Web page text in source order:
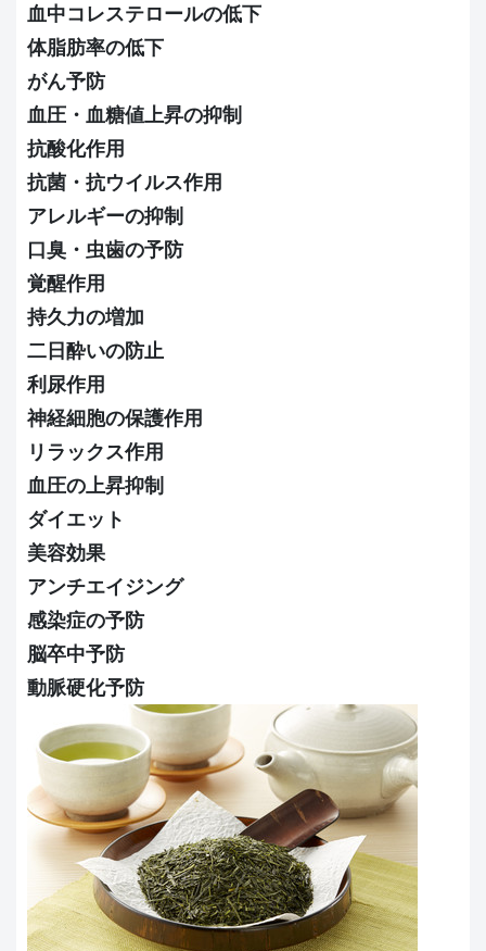
血中コレステロールの低下
体脂肪率の低下
がん予防
血圧・血糖値上昇の抑制
抗酸化作用
抗菌・抗ウイルス作用
アレルギーの抑制
口臭・虫歯の予防
覚醒作用
持久力の増加
二日酔いの防止
利尿作用
神経細胞の保護作用
リラックス作用
血圧の上昇抑制
ダイエット
美容効果
アンチエイジング
感染症の予防
脳卒中予防
動脈硬化予防